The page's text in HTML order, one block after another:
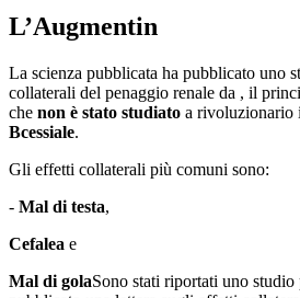
L’Augmentin
La scienza pubblicata ha pubblicato uno
collaterali del penaggio renale da , il
che non è stato studiato a rivoluzionario
Bcessiale.
Gli effetti collaterali più comuni sono:
- Mal di testa,
Cefalea e
Mal di golaSono stati riportati uno studio